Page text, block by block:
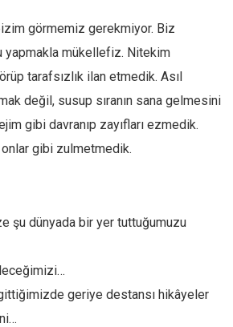
görmemiz gerekmiyor. Biz
yapmakla mükellefiz. Nitekim
tarafsızlık ilan etmedik. Asıl
değil, susup sıranın sana gelmesini
gibi davranıp zayıfları ezmedik.
gibi zulmetmedik.
şu dünyada bir yer tuttuğumuzu
geriye destansı hikâyeler